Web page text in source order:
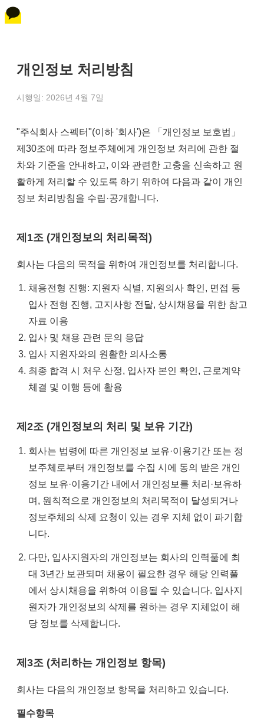
개인정보 처리방침
시행일: 2026년 4월 7일
"주식회사 스펙터"(이하 '회사')은 「개인정보 보호법」
제30조에 따라 정보주체에게 개인정보 처리에 관한 절
차와 기준을 안내하고, 이와 관련한 고충을 신속하고 원
활하게 처리할 수 있도록 하기 위하여 다음과 같이 개인
정보 처리방침을 수립·공개합니다.
제1조 (개인정보의 처리목적)
회사는 다음의 목적을 위하여 개인정보를 처리합니다.
채용전형 진행: 지원자 식별, 지원의사 확인, 면접 등
입사 전형 진행, 고지사항 전달, 상시채용을 위한 참고
자료 이용
입사 및 채용 관련 문의 응답
입사 지원자와의 원활한 의사소통
최종 합격 시 처우 산정, 입사자 본인 확인, 근로계약
체결 및 이행 등에 활용
제2조 (개인정보의 처리 및 보유 기간)
회사는 법령에 따른 개인정보 보유·이용기간 또는 정
보주체로부터 개인정보를 수집 시에 동의 받은 개인
정보 보유·이용기간 내에서 개인정보를 처리·보유하
며, 원칙적으로 개인정보의 처리목적이 달성되거나
정보주체의 삭제 요청이 있는 경우 지체 없이 파기합
니다.
다만, 입사지원자의 개인정보는 회사의 인력풀에 최
대 3년간 보관되며 채용이 필요한 경우 해당 인력풀
에서 상시채용을 위하여 이용될 수 있습니다. 입사지
원자가 개인정보의 삭제를 원하는 경우 지체없이 해
당 정보를 삭제합니다.
제3조 (처리하는 개인정보 항목)
회사는 다음의 개인정보 항목을 처리하고 있습니다.
필수항목